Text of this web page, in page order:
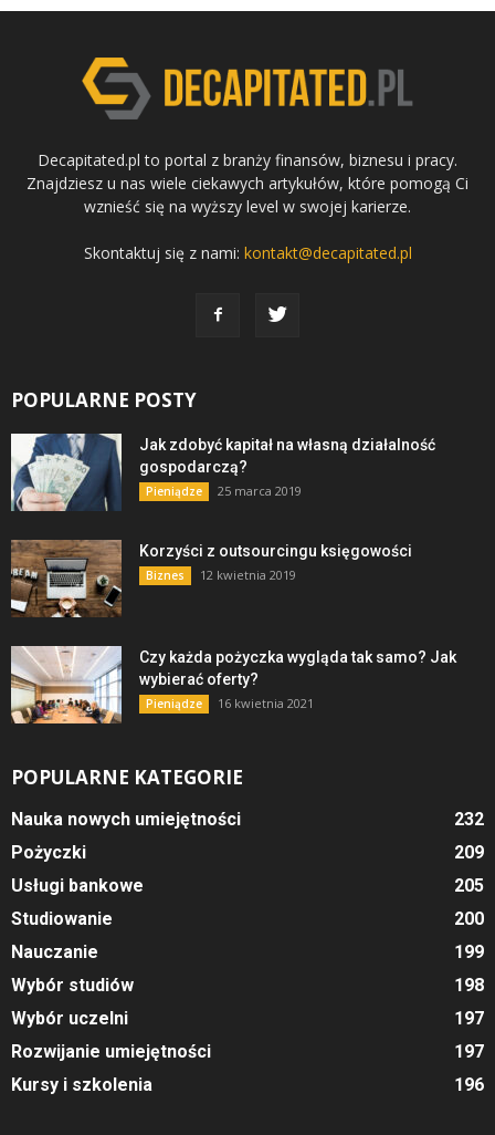
Decapitated.pl to portal z branży finansów, biznesu i pracy.
Znajdziesz u nas wiele ciekawych artykułów, które pomogą Ci
wznieść się na wyższy level w swojej karierze.
Skontaktuj się z nami: kontakt@decapitated.pl
POPULARNE POSTY
Jak zdobyć kapitał na własną działalność
gospodarczą?
Pieniądze 25 marca 2019
Korzyści z outsourcingu księgowości
Biznes 12 kwietnia 2019
Czy każda pożyczka wygląda tak samo? Jak
wybierać oferty?
Pieniądze 16 kwietnia 2021
POPULARNE KATEGORIE
Nauka nowych umiejętności
232
Pożyczki
209
Usługi bankowe
205
Studiowanie
200
Nauczanie
199
Wybór studiów
198
Wybór uczelni
197
Rozwijanie umiejętności
197
Kursy i szkolenia
196